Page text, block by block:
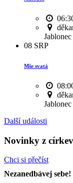
08 SRP
Mše svatá
Další události
Novinky z
Chci si přečíst
Nezanedbávej sebe!